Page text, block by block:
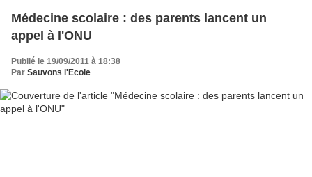
Médecine scolaire : des parents lancent un
appel à l'ONU
Publié le 19/09/2011 à 18:38
Par Sauvons l'Ecole